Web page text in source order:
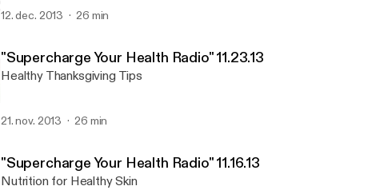
12. dec. 2013 26 min
"Supercharge Your Health Radio" 11.23.13
Healthy Thanksgiving Tips
21. nov. 2013 26 min
"Supercharge Your Health Radio" 11.16.13
Nutrition for Healthy Skin